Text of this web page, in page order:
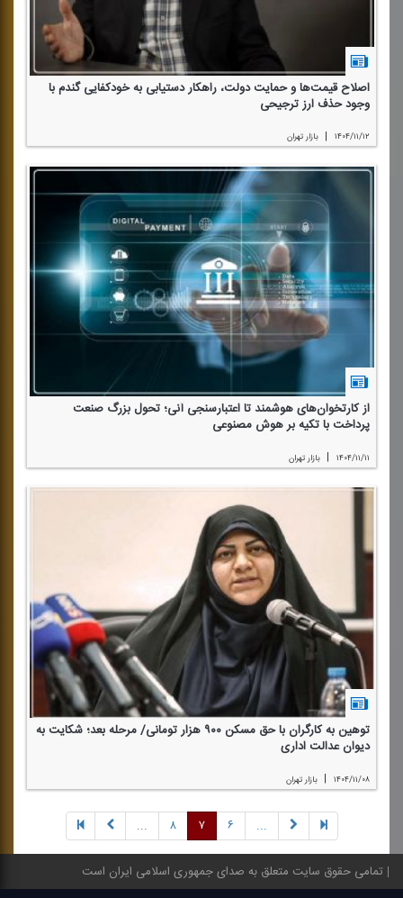
اصلاح قیمت‌ها و حمایت دولت، راهكار دستیابی به خودكفایی گندم با
وجود حذف ارز ترجیحی
۱۴۰۴/۱۱/۱۲ | بازار تهران
از كارتخوان‌های هوشمند تا اعتبارسنجی آنی؛ تحول بزرگ صنعت
پرداخت با تكیه بر هوش مصنوعی
۱۴۰۴/۱۱/۱۱ | بازار تهران
توهین به كارگران با حق مسكن ۹۰۰ هزار تومانی/ مرحله بعد؛ شكایت به
دیوان عدالت اداری
۱۴۰۴/۱۱/۰۸ | بازار تهران
... ۶ ۷ ۸ ...
تمامی حقوق سایت متعلق به صدای جمهوری اسلامی ایران است